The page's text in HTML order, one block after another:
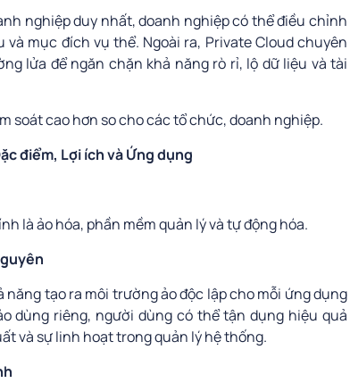
nghiệp duy nhất, doanh nghiệp có thể điều chỉnh
mục đích vụ thể. Ngoài ra, Private Cloud chuyên
lửa để ngăn chặn khả năng rò rỉ, lộ dữ liệu và tài
soát cao hơn so cho các tổ chức, doanh nghiệp.
điểm, Lợi ích và Ứng dụng
là ảo hóa, phần mềm quản lý và tự động hóa.
tạo ra môi trường ảo độc lập cho mỗi ứng dụng
dùng riêng, người dùng có thể tận dụng hiệu quả
và sự linh hoạt trong quản lý hệ thống.